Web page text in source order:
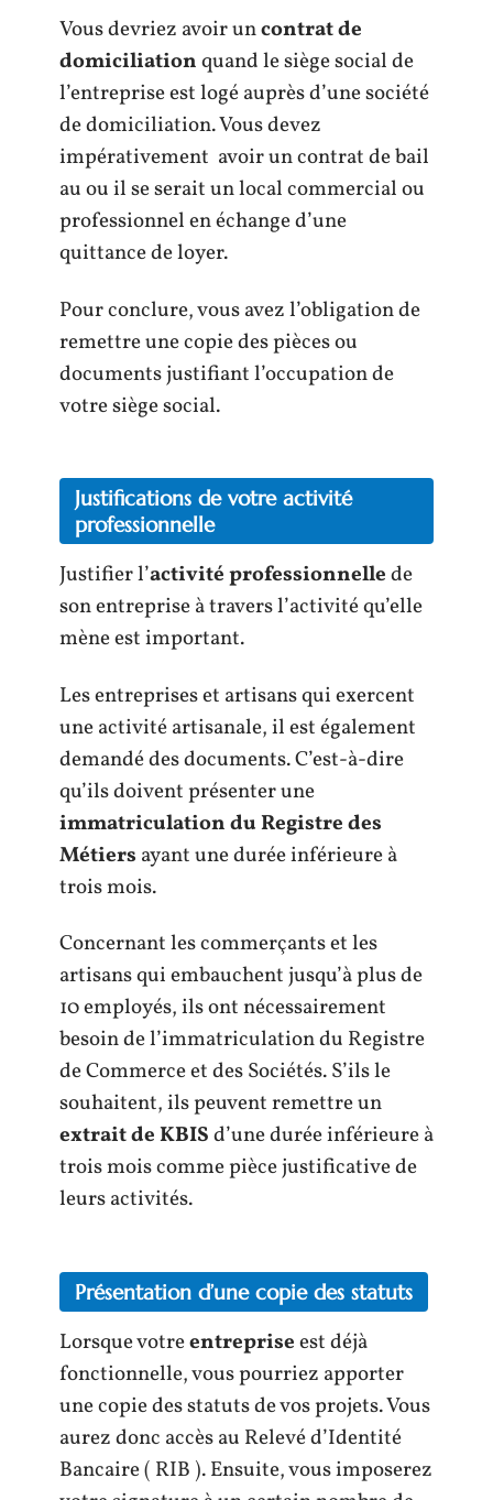
Vous devriez avoir uncontrat de
domiciliationquand le siège social de
l’entreprise est logé auprès d’une société
de domiciliation. Vous devez
impérativement avoir un contrat de bail
au ou il se serait un local commercial ou
professionnel en échange d’une
quittance de loyer.
Pour conclure, vous avez l’obligation de
remettre une copie des pièces ou
documents justifiant l’occupation de
votre siège social.
Justifications de votre activité
professionnelle
Justifier l’activité professionnellede
son entreprise à travers l’activité qu’elle
mène est important.
Les entreprises et artisans qui exercent
une activité artisanale, il est également
demandé des documents. C’est-à-dire
qu’ils doivent présenter une
immatriculation du Registre des
Métiers ayant une durée inférieure à
trois mois.
Concernant les commerçants et les
artisans qui embauchent jusqu’à plus de
10 employés, ils ont nécessairement
besoin de l’immatriculation du Registre
de Commerce et des Sociétés. S’ils le
souhaitent, ils peuvent remettre un
extrait de KBISd’une durée inférieure à
trois mois comme pièce justificative de
leurs activités.
Présentation d’une copie des statuts
Lorsque votreentrepriseest déjà
fonctionnelle, vous pourriez apporter
une copie des statuts de vos projets. Vous
aurez donc accès au Relevé d’Identité
Bancaire ( RIB ). Ensuite, vous imposerez